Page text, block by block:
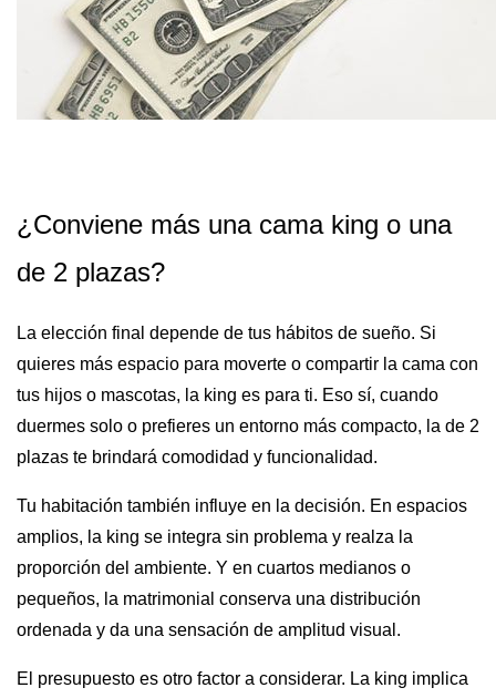
¿Conviene más una cama king o una
de 2 plazas?
La elección final depende de tus hábitos de sueño. Si
quieres más espacio para moverte o compartir la cama con
tus hijos o mascotas, la king es para ti. Eso sí, cuando
duermes solo o prefieres un entorno más compacto, la de 2
plazas te brindará comodidad y funcionalidad.
Tu habitación también influye en la decisión. En espacios
amplios, la king se integra sin problema y realza la
proporción del ambiente. Y en cuartos medianos o
pequeños, la matrimonial conserva una distribución
ordenada y da una sensación de amplitud visual.
El presupuesto es otro factor a considerar. La king implica